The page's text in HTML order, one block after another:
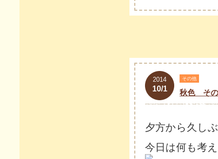
2014
10/1
その他
秋色 そ
夕方から久し
今日は何も考